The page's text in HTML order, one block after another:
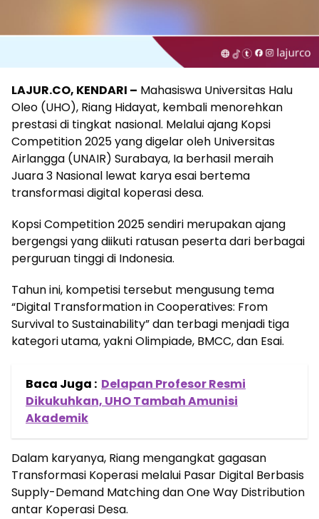
LAJUR.CO, KENDARI – Mahasiswa Universitas Halu
Oleo (UHO), Riang Hidayat, kembali menorehkan
prestasi di tingkat nasional. Melalui ajang Kopsi
Competition 2025 yang digelar oleh Universitas
Airlangga (UNAIR) Surabaya, Ia berhasil meraih
Juara 3 Nasional lewat karya esai bertema
transformasi digital koperasi desa.
Kopsi Competition 2025 sendiri merupakan ajang
bergengsi yang diikuti ratusan peserta dari berbagai
perguruan tinggi di Indonesia.
Tahun ini, kompetisi tersebut mengusung tema
“Digital Transformation in Cooperatives: From
Survival to Sustainability” dan terbagi menjadi tiga
kategori utama, yakni Olimpiade, BMCC, dan Esai.
Baca Juga : Delapan Profesor Resmi
Dikukuhkan, UHO Tambah Amunisi
Akademik
Dalam karyanya, Riang mengangkat gagasan
Transformasi Koperasi melalui Pasar Digital Berbasis
Supply-Demand Matching dan One Way Distribution
antar Koperasi Desa.